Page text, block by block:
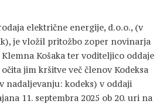
električne energije, d.o.o., (v
je vložil pritožbo zoper novinarja
Košaka ter voditeljico oddaje
jim kršitve več členov Kodeksa
nadaljevanju: kodeks) v oddaji
11. septembra 2025 ob 20. uri na